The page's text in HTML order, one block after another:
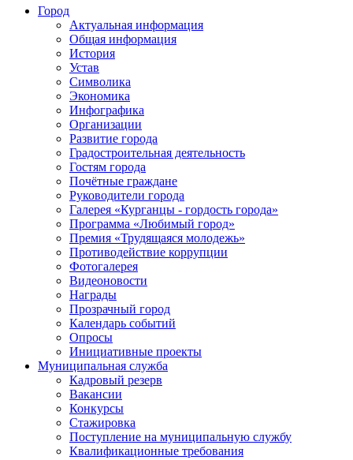
Город
Актуальная информация
Общая информация
История
Устав
Символика
Экономика
Инфографика
Организации
Развитие города
Градостроительная деятельность
Гостям города
Почётные граждане
Руководители города
Галерея «Курганцы - гордость города»
Программа «Любимый город»
Премия «Трудящаяся молодежь»
Противодействие коррупции
Фотогалерея
Видеоновости
Награды
Прозрачный город
Календарь событий
Опросы
Инициативные проекты
Муниципальная служба
Кадровый резерв
Вакансии
Конкурсы
Стажировка
Поступление на муниципальную службу
Квалификационные требования